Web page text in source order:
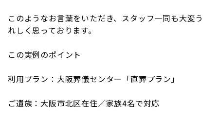
このようなお言葉をいただき、スタッフ一同も大変う
れしく思っております。
この実例のポイント
利用プラン：大阪葬儀センター「直葬プラン」
ご遺族：大阪市北区在住／家族4名で対応